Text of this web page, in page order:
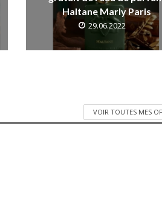
Haltane Marly Paris
29.06.2022
VOIR TOUTES MES